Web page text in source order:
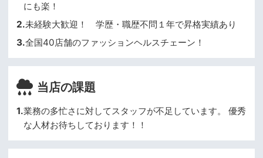
にも楽！
2.未経験大歓迎！ 学歴・職歴不問１年で昇格実績あり
3.全国40店舗のファッションヘルスチェーン！
当店の課題
1.業務の多忙さに対してスタッフが不足しています。 優秀
な人材お待ちしております！！